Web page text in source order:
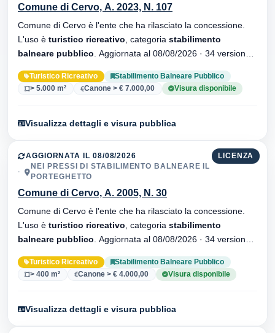
Comune di Cervo, A. 2023, N. 107
Comune di Cervo è l'ente che ha rilasciato la concessione.
L'uso è turistico ricreativo , categoria stabilimento
balneare pubblico
Turistico Ricreativo
Stabilimento Balneare Pubblico
> 5.000 m²
Canone > € 7.000,00 Visura disponibile
Visualizza dettagli e visura pubblica
LICENZA
AGGIORNATA IL 08/08/2026
NEI PRESSI DI STABILIMENTO BALNEARE IL
PORTEGHETTO
Comune di Cervo, A. 2005, N. 30
Comune di Cervo è l'ente che ha rilasciato la concessione.
L'uso è turistico ricreativo , categoria stabilimento
balneare pubblico
Turistico Ricreativo
Stabilimento Balneare Pubblico
> 400 m²
Canone > € 4.000,00 Visura disponibile
Visualizza dettagli e visura pubblica